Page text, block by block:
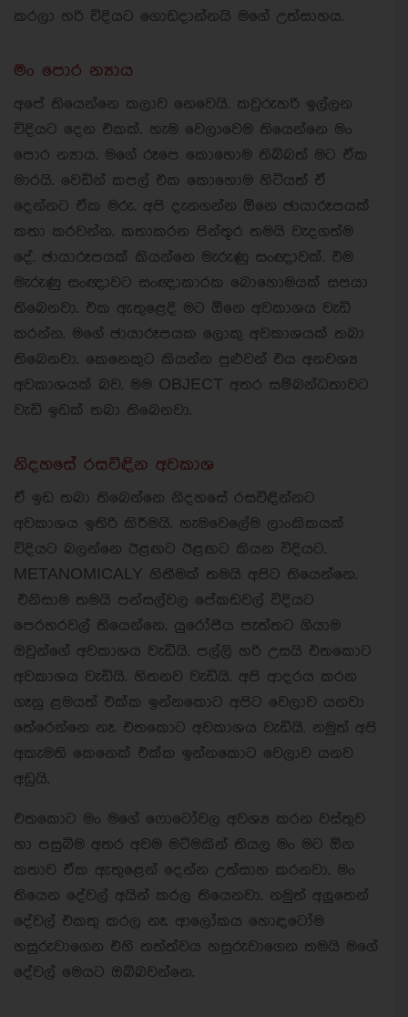
කරලා හරි විදියට ගොඩදාන්නයි මගේ උත්සාහය.
මං පොර න්‍යාය
අපේ තියෙන්නෙ කලාව නෙවෙයි. කවුරුහරි ඉල්ලන
විදියට දෙන එකක්. හැම වෙලාවෙම තියෙන්නෙ මං
පොර න්‍යාය. මගේ රූපෙ කොහොම තිබ්බත් මට ඒක
මාරයි. වෙඩින් කපල් එක කොහොම හිටියත් ඒ
දෙන්නට ඒක මරු. අපි දැනගන්න ඕනෙ ඡායාරූපයක්
කතා කරවන්න. කතාකරන පින්තූර තමයි වැදගත්ම
දේ. ඡායාරූපයක් කියන්නෙ මැරුණු සංඥාවක්. එම
මැරුණු සංඥාවට සංඥාකාරක බොහොමයක් සපයා
තිබෙනවා. එක ඇතුළෙදි මට ඕනෙ අවකාශය වැඩි
කරන්න. මගේ ඡායාරූපයක ලොකු අවකාශයක් තබා
තිබෙනවා. කෙනෙකුට කියන්න පුළුවන් එය අනවශ්‍ය
අවකාශයක් බව. මම OBJECT අතර සම්බන්ධතාවට
වැඩි ඉඩක් තබා තිබෙනවා.
නිදහසේ රසවිඳින අවකාශ
ඒ ඉඩ තබා තිබෙන්නෙ නිදහසේ රසවිඳින්නට
අවකාශය ඉතිරි කිරීමයි. හැමවෙලේම ලාංකිකයක්
විදියට බලන්නෙ ඊළඟට ඊළඟට කියන විදියට.
METANOMICALY හිතීමක් තමයි අපිට තියෙන්නෙ.
එනිසාම තමයි පන්සල්වල පේකඩවල් විදියට
පෙරහරවල් තියෙන්නෙ. යුරෝපීය පැත්තට ගියාම
ඔවුන්ගේ අවකාශය වැඩියි. පල්ලි හරි උසයි එතකොට
අවකාශය වැඩියි. හිතනව වැඩියි. අපි ආදරය කරන
ගෑනු ළමයත් එක්ක ඉන්නකොට අපිට වෙලාව යනවා
තේරෙන්නෙ නෑ. එතකොට අවකාශය වැඩියි. නමුත් අපි
අකැමති කෙනෙක් එක්ක ඉන්නකොට වෙලාව යනව
අඩුයි.
එතකොට මං මගේ ෆොටෝවල අවශ්‍ය කරන වස්තුව
හා පසුබිම අතර අවම මට්මකින් තියල මං මට ඕන
කතාව ඒක ඇතුළෙන් දෙන්න උත්සාහ කරනවා. මං
තියෙන දේවල් අයින් කරල තියෙනවා. නමුත් අලුතෙන්
දේවල් එකතු කරල නෑ. ආලෝකය හොඳටෝම
හසුරුවාගෙන එහි තත්ත්වය හසුරුවාගෙන තමයි මගේ
දේවල් මෙයට ඔබ්බවන්නෙ.